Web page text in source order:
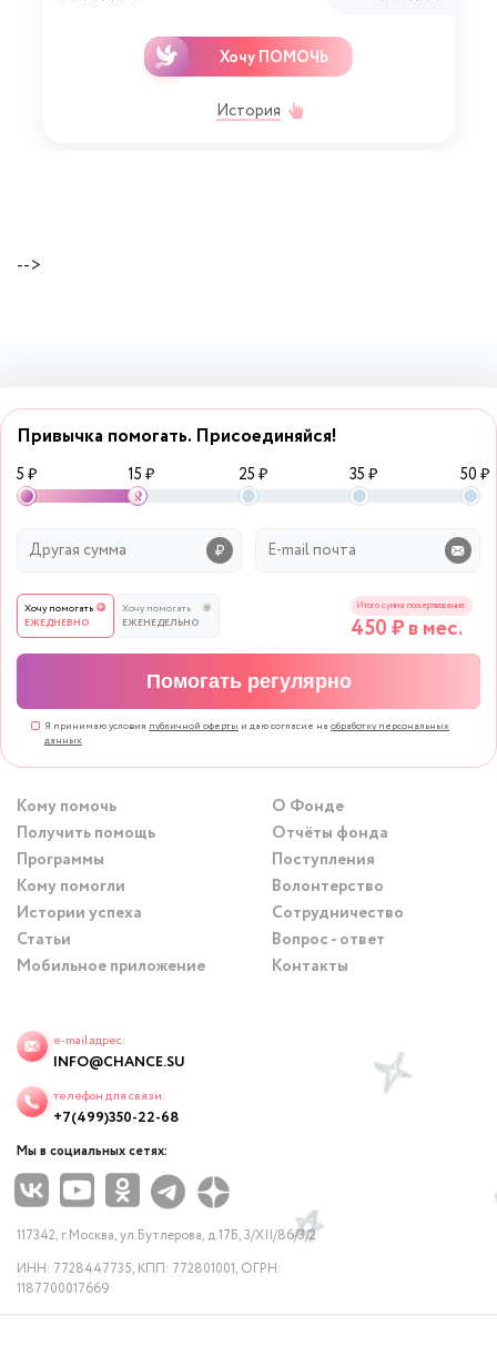
Хочу ПОМОЧЬ
История
-->
Привычка помогать. Присоединяйся!
5 ₽ 15 ₽ 25 ₽ 35 ₽ 50 ₽
Хочу помогать
ЕЖЕДНЕВНО
Хочу помогать
ЕЖЕНЕДЕЛЬНО
Итого сумма пожертвования:
450₽ в мес.
Помогать регулярно
Я принимаю условия публичной оферты и даю согласие на обработку персональных
данных
Кому помочь
Получить помощь
Программы
Кому помогли
Истории успеха
Статьи
Мобильное приложение
О Фонде
Отчёты фонда
Поступления
Волонтерство
Сотрудничество
Вопрос - ответ
Контакты
e-mail адрес:
INFO@CHANCE.SU
телефон для связи:
+7(499)350-22-68
Мы в социальных сетях:
117342, г.Москва, ул.Бутлерова, д.17Б, 3/XII/86/3/2
ИНН: 7728447735, КПП: 772801001, ОГРН:
1187700017669